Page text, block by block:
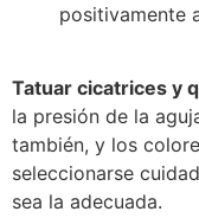
positivamente
Tatuar cicatrices y
la presión de la
también, y los
seleccionarse
sea la adecuada.